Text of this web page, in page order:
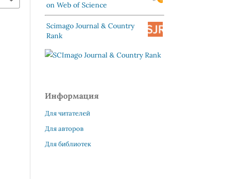
on Web of Science
Scimago Journal & Country
Rank
Информация
Для читателей
Для авторов
Для библиотек